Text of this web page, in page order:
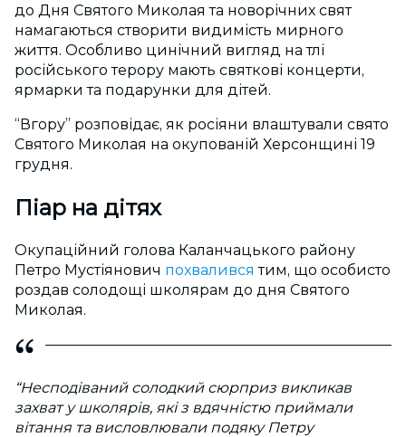
до Дня Святого Миколая та новорічних свят
намагаються створити видимість мирного
життя. Особливо цинічний вигляд на тлі
російського терору мають святкові концерти,
ярмарки та подарунки для дітей.
“Вгору” розповідає, як росіяни влаштували свято
Святого Миколая на окупованій Херсонщині 19
грудня.
Піар на дітях
Окупаційний голова Каланчацького району
Петро Мустіянович похваливсятим, що особисто
роздав солодощі школярам до дня Святого
Миколая.
“Несподіваний солодкий сюрприз викликав
захват у школярів, які з вдячністю приймали
вітання та висловлювали подяку Петру